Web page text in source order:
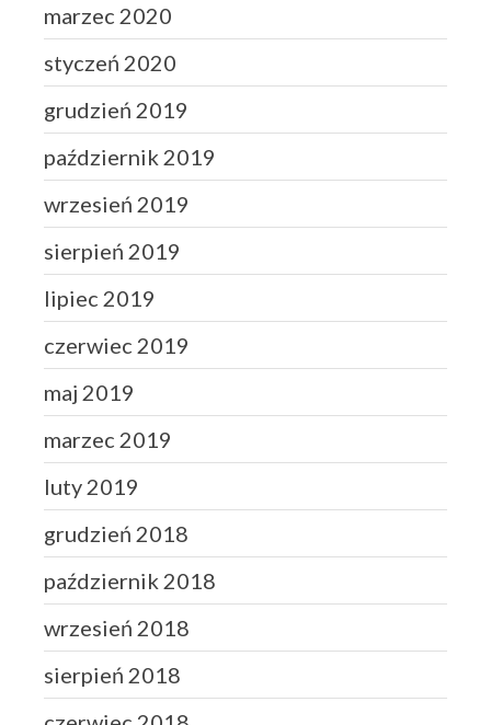
marzec 2020
styczeń 2020
grudzień 2019
październik 2019
wrzesień 2019
sierpień 2019
lipiec 2019
czerwiec 2019
maj 2019
marzec 2019
luty 2019
grudzień 2018
październik 2018
wrzesień 2018
sierpień 2018